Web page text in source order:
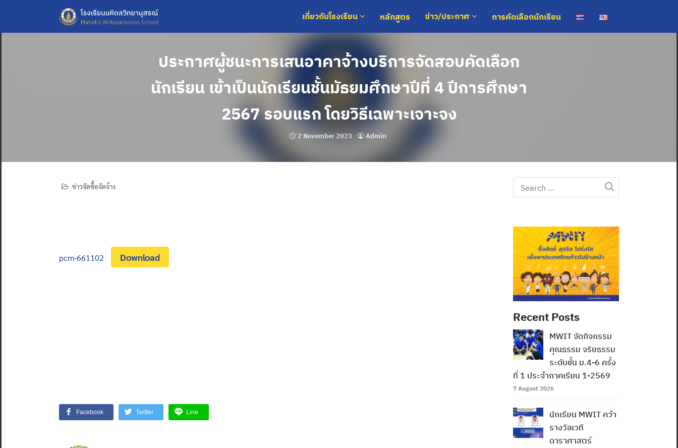
content
เกี่ยวกับโรงเรียน หลักสูตร ข่าว/ประกาศ การคัดเลือกนักเรียน
ประกาศผู้ชนะการเสนอาคาจ้างบริการจัดสอบคัดเลือก
นักเรียน เข้าเป็นนักเรียนชั้นมัธยมศึกษาปีที่ 4 ปีการศึกษา
2567 รอบแรก โดยวิธีเฉพาะเจาะจง
2 November 2023 Admin
ข่าวจัดซื้อจัดจ้าง
pcm-661102 Download
Facebook Twitter Line
Search
for:
Recent Posts
MWIT จัดกิจกรรม
คุณธรรม จริยธรรม
ระดับชั้น ม.4-6 ครั้ง
ที่ 1 ประจำภาคเรียน 1-2569
7 August 2026
นักเรียน MWIT คว้า
รางวัลเวที
ดาราศาสตร์